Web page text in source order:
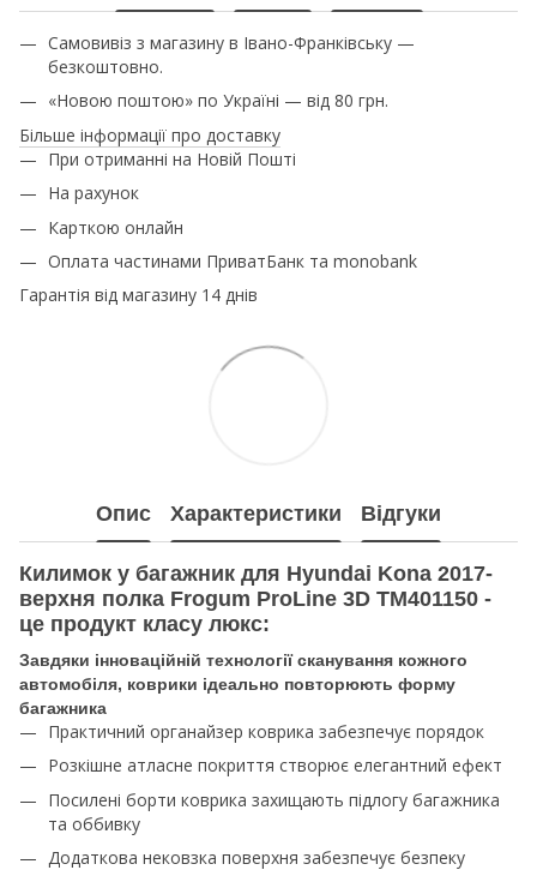
Самовивіз з магазину в Івано-Франківську —
безкоштовно.
«Новою поштою» по Україні — від 80 грн.
Більше інформації про доставку
При отриманні на Новій Пошті
На рахунок
Карткою онлайн
Оплата частинами ПриватБанк та monobank
Гарантія від магазину 14 днів
Опис Характеристики Відгуки
Килимок у багажник для Hyundai Kona 2017-
верхня полка Frogum ProLine 3D TM401150 -
це продукт класу люкс:
Завдяки інноваційній технології сканування кожного
автомобіля, коврики ідеально повторюють форму
багажника
Практичний органайзер коврика забезпечує порядок
Розкішне атласне покриття створює елегантний ефект
Посилені борти коврика захищають підлогу багажника
та оббивку
Додаткова нековзка поверхня забезпечує безпеку